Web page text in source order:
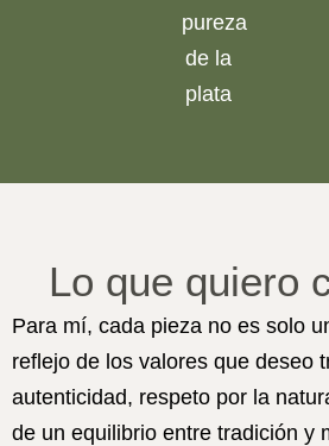
pureza
de la
plata
Lo que quiero
Para mí, cada pieza no es solo
reflejo de los valores que deseo
autenticidad, respeto por la
de un equilibrio entre tradición y